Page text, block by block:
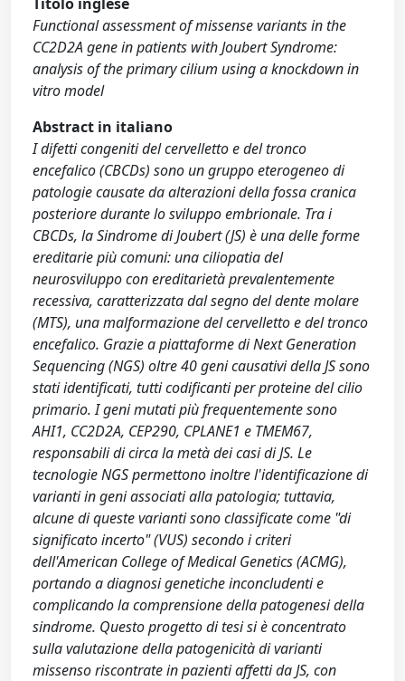
Functional assessment of missense variants in the
CC2D2A gene in patients with Joubert Syndrome:
analysis of the primary cilium using a knockdown in
vitro model
Abstract in italiano
I difetti congeniti del cervelletto e del tronco
encefalico (CBCDs) sono un gruppo eterogeneo di
patologie causate da alterazioni della fossa cranica
posteriore durante lo sviluppo embrionale. Tra i
CBCDs, la Sindrome di Joubert (JS) è una delle forme
ereditarie più comuni: una ciliopatia del
neurosviluppo con ereditarietà prevalentemente
recessiva, caratterizzata dal segno del dente molare
(MTS), una malformazione del cervelletto e del tronco
encefalico. Grazie a piattaforme di Next Generation
Sequencing (NGS) oltre 40 geni causativi della JS sono
stati identificati, tutti codificanti per proteine del cilio
primario. I geni mutati più frequentemente sono
AHI1, CC2D2A, CEP290, CPLANE1 e TMEM67,
responsabili di circa la metà dei casi di JS. Le
tecnologie NGS permettono inoltre l'identificazione di
varianti in geni associati alla patologia; tuttavia,
alcune di queste varianti sono classificate come "di
significato incerto" (VUS) secondo i criteri
dell'American College of Medical Genetics (ACMG),
portando a diagnosi genetiche inconcludenti e
complicando la comprensione della patogenesi della
sindrome. Questo progetto di tesi si è concentrato
sulla valutazione della patogenicità di varianti
missenso riscontrate in pazienti affetti da JS, con